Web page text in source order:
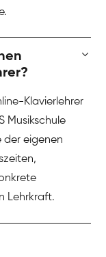
Klavierlehrer
Musikschule
der eigenen
Lehrkraft.